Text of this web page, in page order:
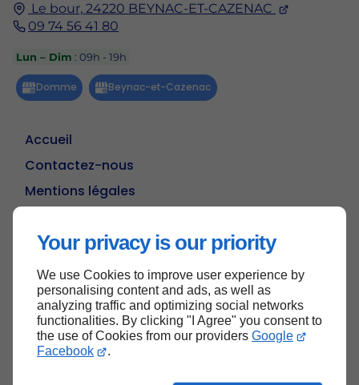
Your privacy is our priority
We use Cookies to improve user experience by
personalising content and ads, as well as
analyzing traffic and optimizing social networks
functionalities. By clicking "I Agree" you consent to
the use of Cookies from our providers Google
Facebook
.
Le bour, 24220 BEYNAC-ET-CAZENAC
09 74 56 41 80
Lun – Dim : 09h - 19h
Accueil
Contactez-nous
Mentions légales
Haut de page